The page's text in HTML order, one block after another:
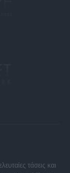
τάσεις και